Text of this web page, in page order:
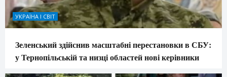
УКРАЇНА І СВІТ
Зеленський здійснив масштабні перестановки в СБУ:
у Тернопільській та низці областей нові керівники